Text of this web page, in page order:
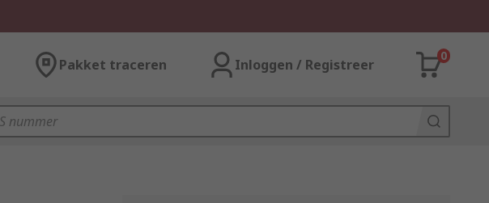
Pakket traceren Inloggen / Registreer
0